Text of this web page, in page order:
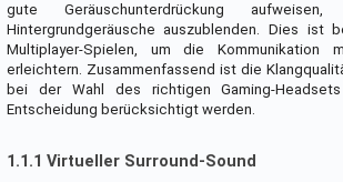
gute Geräuschunterdrückung
Hintergrundgeräusche auszublenden. Dies ist
Multiplayer-Spielen, um die Kommunikation
erleichtern. Zusammenfassend ist die
bei der Wahl des richtigen Gaming-
Entscheidung berücksichtigt werden.
1.1.1 Virtueller Surround-Sound